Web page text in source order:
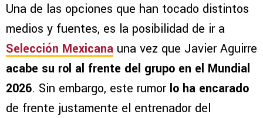
Una de las opciones que han tocado distintos
medios y fuentes, es la posibilidad de ir a
Selección Mexicana una vez que Javier Aguirre
acabe su rol al frente del grupo en el Mundial
2026. Sin embargo, este rumor lo ha encarado
de frente justamente el entrenador del